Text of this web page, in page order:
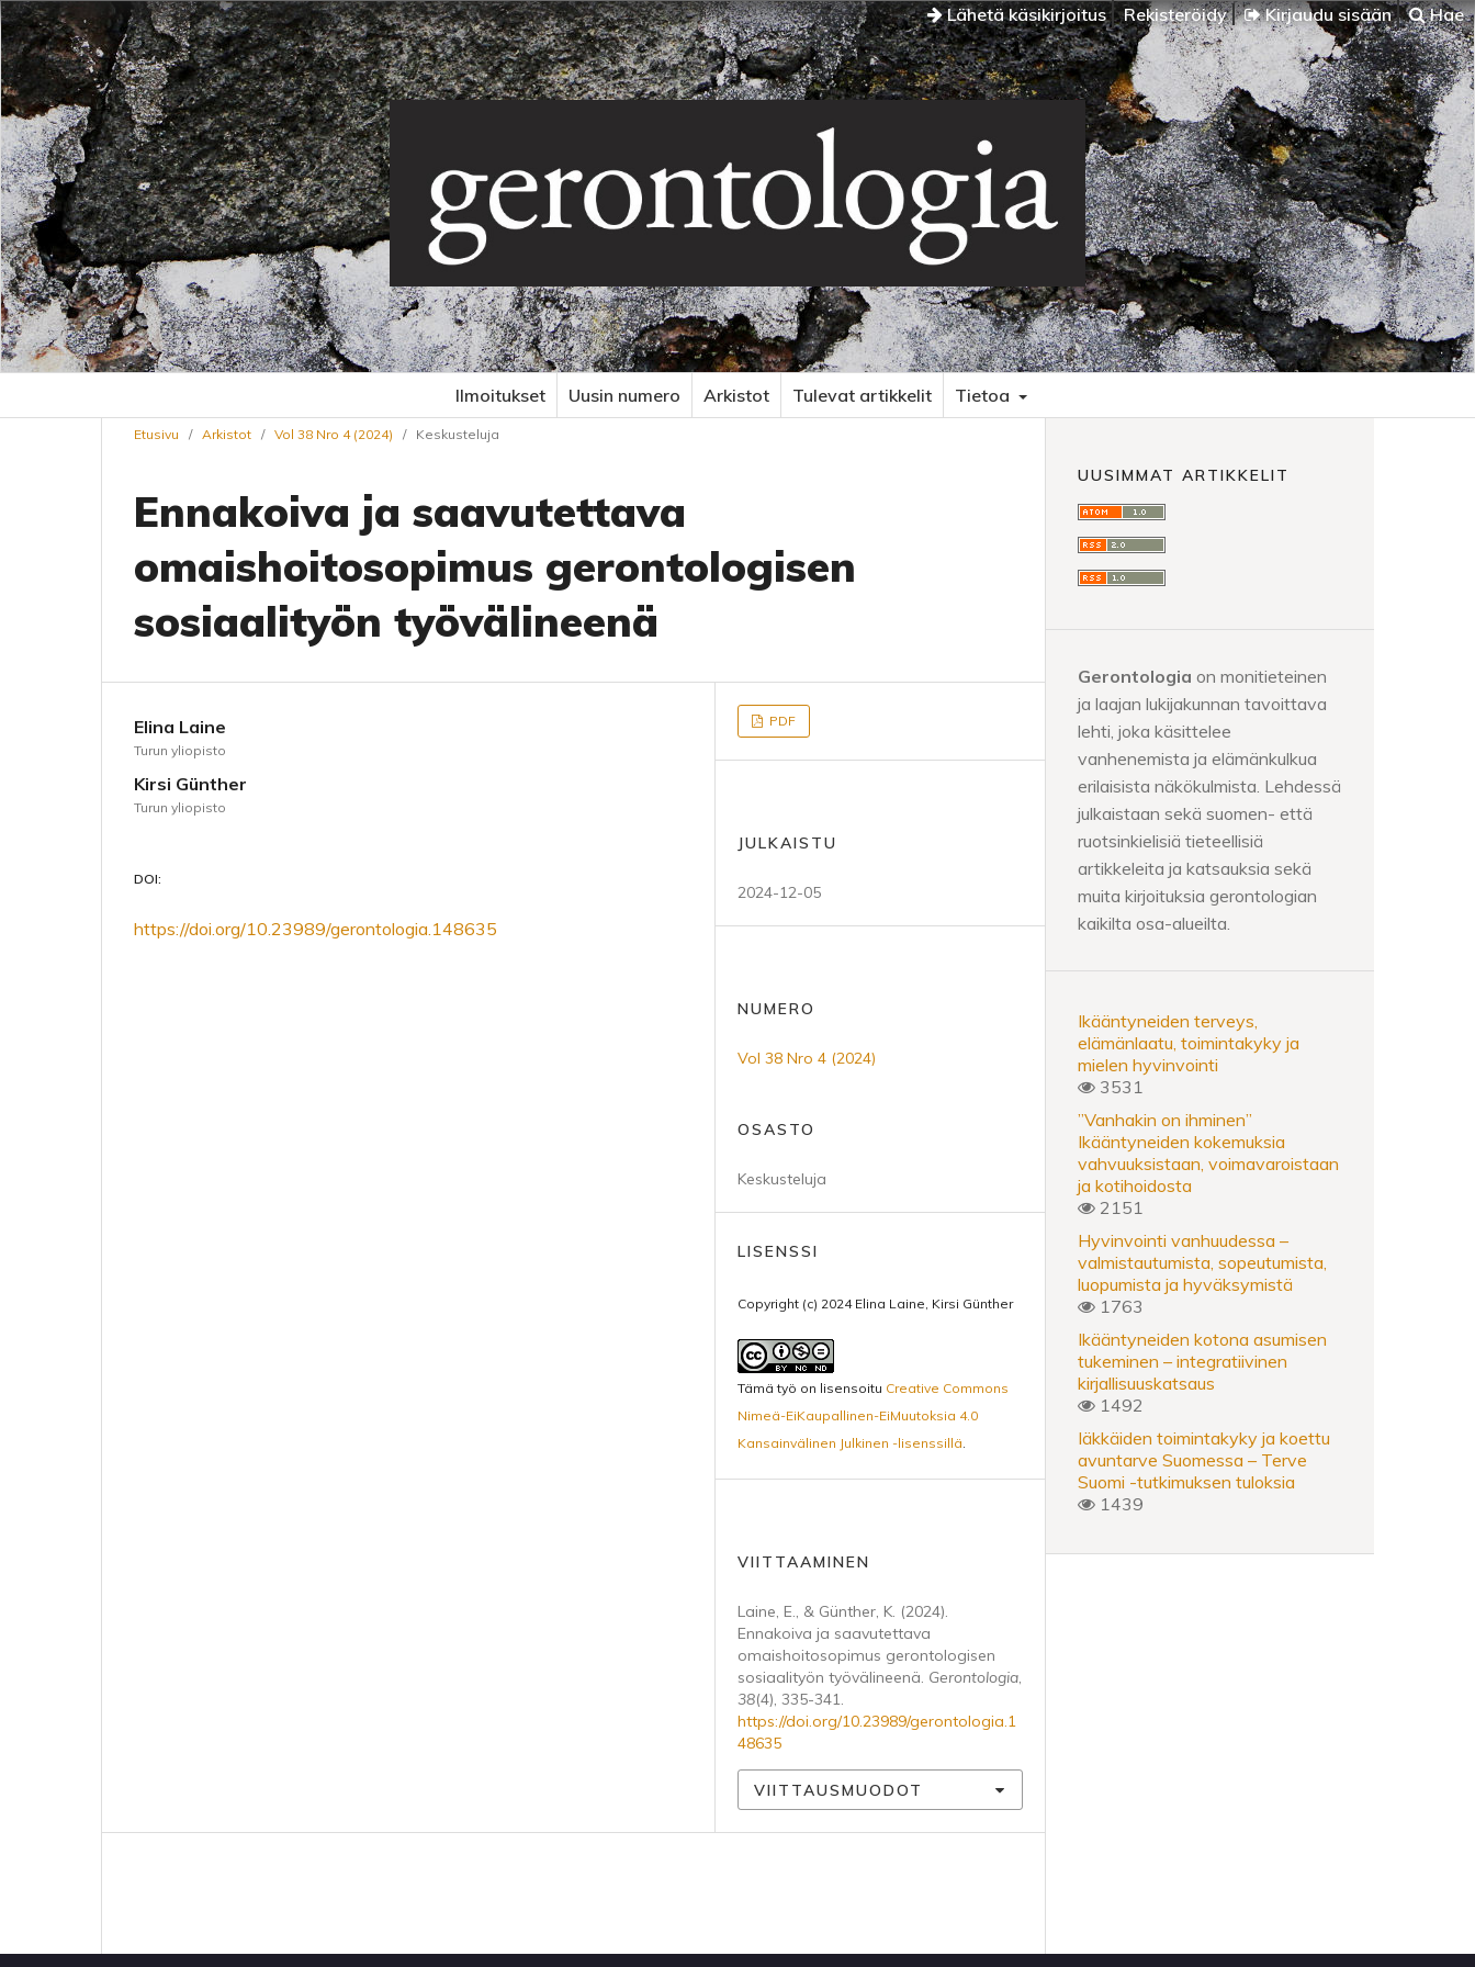
Lähetä käsikirjoitus Rekisteröidy Kirjaudu sisään Hae
Ilmoitukset Uusin numero Arkistot Tulevat artikkelit Tietoa
Etusivu / Arkistot / Vol 38 Nro 4 (2024) / Keskusteluja
Ennakoiva ja saavutettava
omaishoitosopimus gerontologisen
sosiaalityön työvälineenä
Elina Laine
Turun yliopisto
Kirsi Günther
Turun yliopisto
DOI:
https://doi.org/10.23989/gerontologia.148635
PDF
JULKAISTU
2024-12-05
NUMERO
Vol 38 Nro 4 (2024)
OSASTO
Keskusteluja
LISENSSI
Copyright (c) 2024 Elina Laine, Kirsi Günther
Tämä työ on lisensoitu Creative Commons
Nimeä-EiKaupallinen-EiMuutoksia 4.0
Kansainvälinen Julkinen -lisenssillä.
VIITTAAMINEN
Laine, E., & Günther, K. (2024).
Ennakoiva ja saavutettava
omaishoitosopimus gerontologisen
sosiaalityön työvälineenä. Gerontologia,
38(4), 335-341.
https://doi.org/10.23989/gerontologia.1
48635
VIITTAUSMUODOT
UUSIMMAT ARTIKKELIT
Gerontologia on monitieteinen
ja laajan lukijakunnan tavoittava
lehti, joka käsittelee
vanhenemista ja elämänkulkua
erilaisista näkökulmista. Lehdessä
julkaistaan sekä suomen- että
ruotsinkielisiä tieteellisiä
artikkeleita ja katsauksia sekä
muita kirjoituksia gerontologian
kaikilta osa-alueilta.
Ikääntyneiden terveys,
elämänlaatu, toimintakyky ja
mielen hyvinvointi
3531
”Vanhakin on ihminen”
Ikääntyneiden kokemuksia
vahvuuksistaan, voimavaroistaan
ja kotihoidosta
2151
Hyvinvointi vanhuudessa –
valmistautumista, sopeutumista,
luopumista ja hyväksymistä
1763
Ikääntyneiden kotona asumisen
tukeminen – integratiivinen
kirjallisuuskatsaus
1492
Iäkkäiden toimintakyky ja koettu
avuntarve Suomessa – Terve
Suomi -tutkimuksen tuloksia
1439